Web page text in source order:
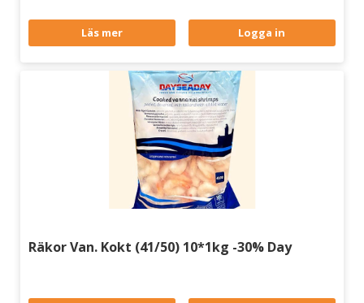
Läs mer Logga in
Räkor Van. Kokt (41/50) 10*1kg -30% Day